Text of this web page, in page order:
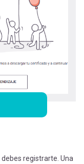
debes registrarte. Una